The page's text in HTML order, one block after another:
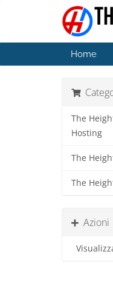
Home
The
Hosting
The
The
Azioni